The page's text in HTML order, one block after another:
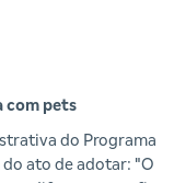
com pets
do Programa
do ato de adotar: "O